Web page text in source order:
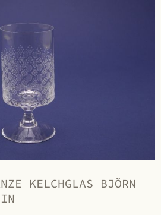
KELCHGLAS BJÖRN